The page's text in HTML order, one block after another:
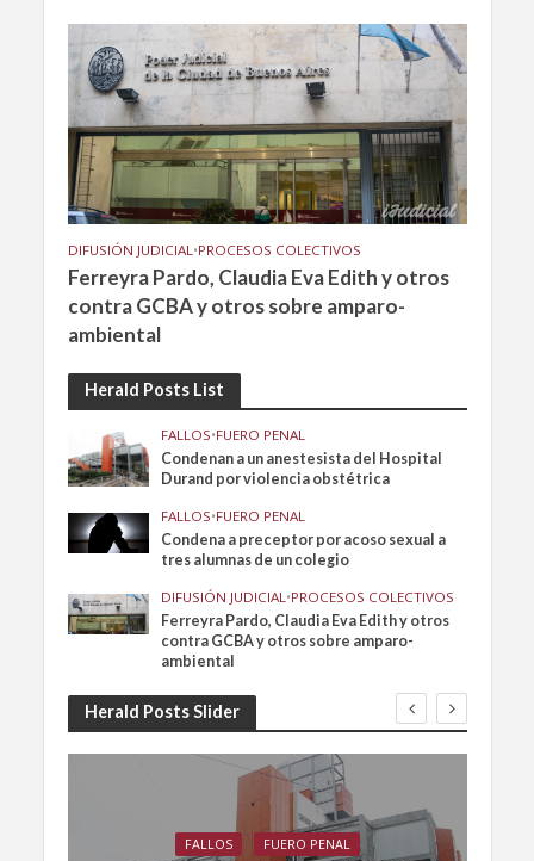
DIFUSIÓN JUDICIAL •PROCESOS COLECTIVOS
Ferreyra Pardo, Claudia Eva Edith y otros
contra GCBA y otros sobre amparo-
ambiental
Herald Posts List
FALLOS•FUERO PENAL
Condenan a un anestesista del Hospital
Durand por violencia obstétrica
FALLOS•FUERO PENAL
Condena a preceptor por acoso sexual a
tres alumnas de un colegio
DIFUSIÓN JUDICIAL •PROCESOS COLECTIVOS
Ferreyra Pardo, Claudia Eva Edith y otros
contra GCBA y otros sobre amparo-
ambiental
Herald Posts Slider
FALLOS FUERO PENAL